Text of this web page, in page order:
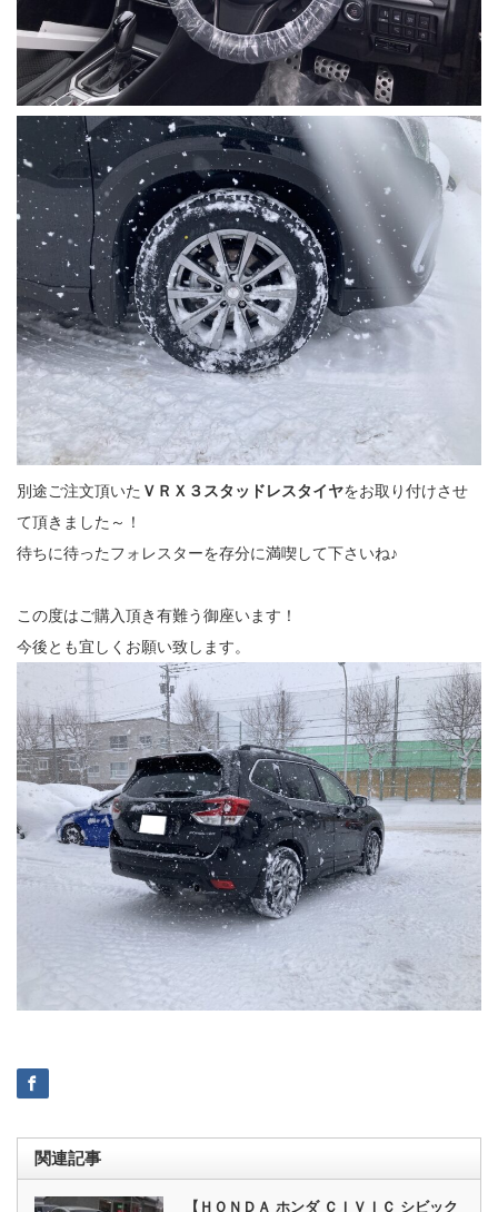
別途ご注文頂いた ＶＲＸ３スタッドレスタイヤをお取り付けさせ
て頂きました～！
待ちに待ったフォレスターを存分に満喫して下さいね♪
この度はご購入頂き有難う御座います！
今後とも宜しくお願い致します。
関連記事
【ＨＯＮＤＡ ホンダ ＣＩＶＩＣ シビック